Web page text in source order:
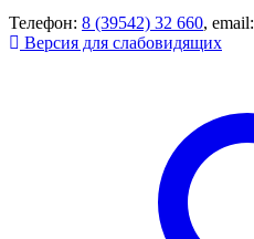
Телефон: 8 (39542) 32 660, email:
Версия для слабовидящих